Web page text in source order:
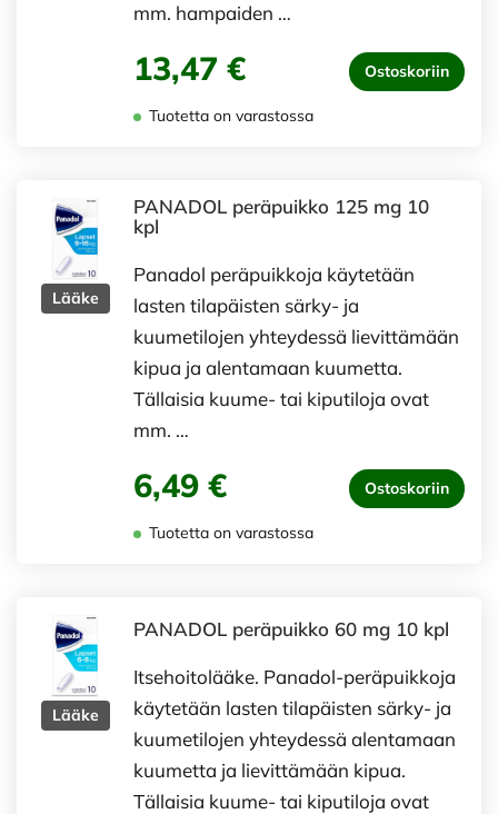
mm. hampaiden …
13,47 € Ostoskoriin
Tuotetta on varastossa
Lääke
PANADOL peräpuikko 125 mg 10
kpl
Panadol peräpuikkoja käytetään
lasten tilapäisten särky- ja
kuumetilojen yhteydessä lievittämään
kipua ja alentamaan kuumetta.
Tällaisia kuume- tai kiputiloja ovat
mm. …
6,49 € Ostoskoriin
Tuotetta on varastossa
Lääke
PANADOL peräpuikko 60 mg 10 kpl
Itsehoitolääke. Panadol-peräpuikkoja
käytetään lasten tilapäisten särky- ja
kuumetilojen yhteydessä alentamaan
kuumetta ja lievittämään kipua.
Tällaisia kuume- tai kiputiloja ovat